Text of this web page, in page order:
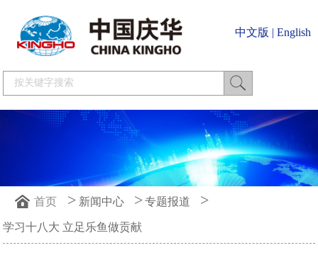
中文版 | English
首页 > 新闻中心 > 专题报道 >
学习十八大 立足乐鱼做贡献